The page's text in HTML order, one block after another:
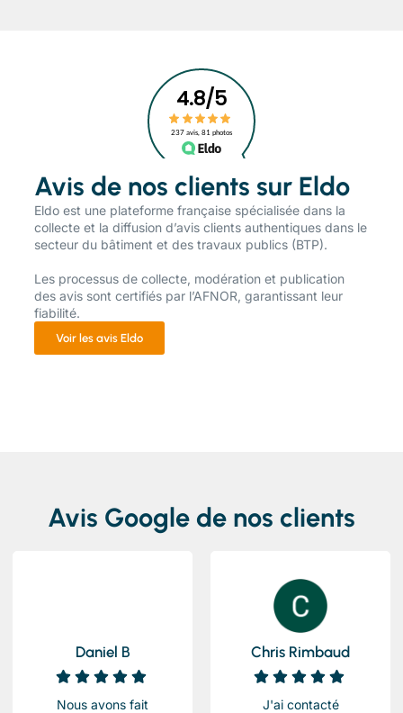
Avis de nos clients sur Eldo
​Eldo est une plateforme française spécialisée dans la
collecte et la diffusion d’avis clients authentiques dans le
secteur du bâtiment et des travaux publics (BTP).
Les processus de collecte, modération et publication
des avis sont certifiés par l’AFNOR, garantissant leur
fiabilité.
Voir les avis Eldo
Avis Google de nos clients
Daniel B
Nous avons fait
Chris Rimbaud
J'ai contacté